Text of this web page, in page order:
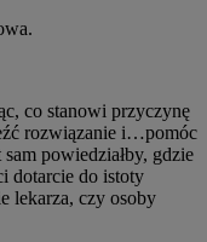
co stanowi przyczynę
rozwiązanie i…pomóc
powiedziałby, gdzie
dotarcie do istoty
lekarza, czy osoby